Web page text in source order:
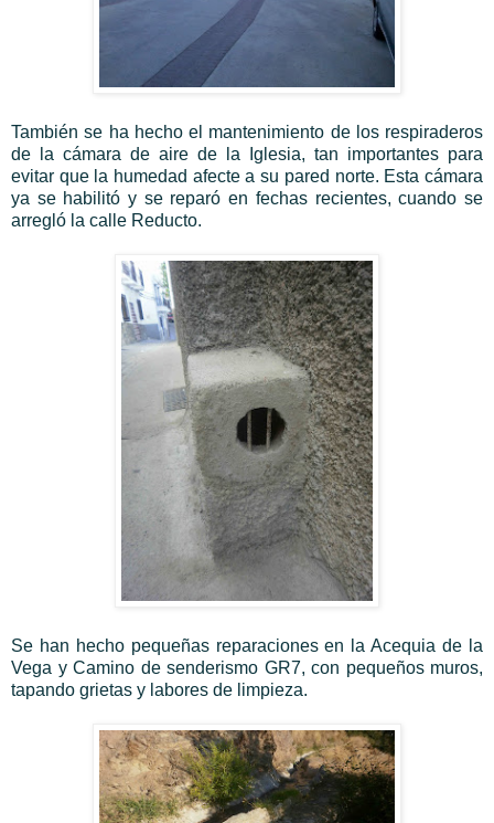
También se ha hecho el mantenimiento de los respiraderos
de la cámara de aire de la Iglesia, tan importantes para
evitar que la humedad afecte a su pared norte. Esta cámara
ya se habilitó y se reparó en fechas recientes, cuando se
arregló la calle Reducto.
Se han hecho pequeñas reparaciones en la Acequia de la
Vega y Camino de senderismo GR7, con pequeños muros,
tapando grietas y labores de limpieza.